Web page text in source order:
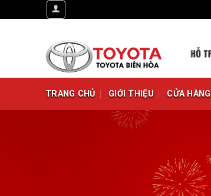
đến
TRANG CHỦ GIỚI THIỆU CỬA HÀNG